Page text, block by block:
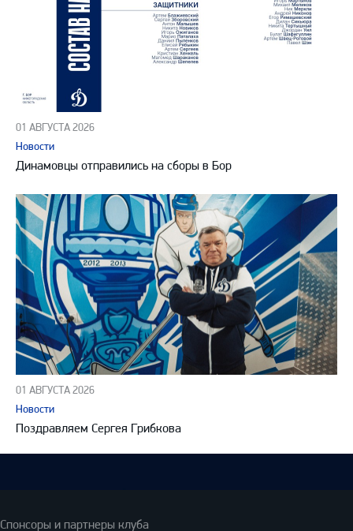
01 АВГУСТА 2026
Новости
Динамовцы отправились на сборы в Бор
01 АВГУСТА 2026
Новости
Поздравляем Сергея Грибкова
Спонсоры и партнеры клуба